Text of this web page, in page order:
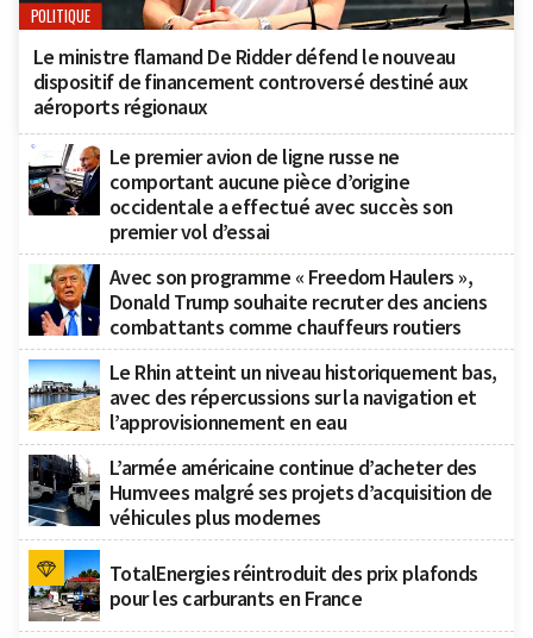
POLITIQUE
Le ministre flamand De Ridder défend le nouveau
dispositif de financement controversé destiné aux
aéroports régionaux
Le premier avion de ligne russe ne
comportant aucune pièce d’origine
occidentale a effectué avec succès son
premier vol d’essai
Avec son programme « Freedom Haulers »,
Donald Trump souhaite recruter des anciens
combattants comme chauffeurs routiers
Le Rhin atteint un niveau historiquement bas,
avec des répercussions sur la navigation et
l’approvisionnement en eau
L’armée américaine continue d’acheter des
Humvees malgré ses projets d’acquisition de
véhicules plus modernes
TotalEnergies réintroduit des prix plafonds
pour les carburants en France